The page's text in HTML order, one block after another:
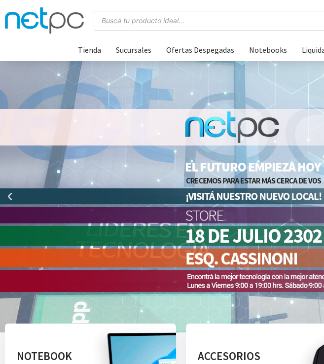
Tienda Sucursales Ofertas Despegadas Notebooks
NOTEBOOK ACCESORIOS